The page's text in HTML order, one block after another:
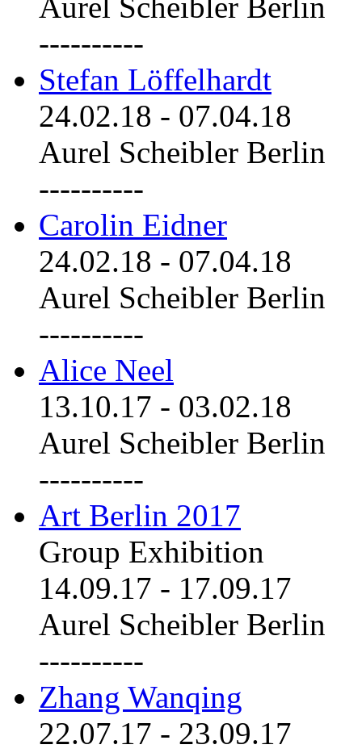
----------
Stefan Löffelhardt
24.02.18 - 07.04.18
Aurel Scheibler Berlin
----------
Carolin Eidner
24.02.18 - 07.04.18
Aurel Scheibler Berlin
----------
Alice Neel
13.10.17 - 03.02.18
Aurel Scheibler Berlin
----------
Art Berlin 2017
Group Exhibition
14.09.17 - 17.09.17
Aurel Scheibler Berlin
----------
Zhang Wanqing
22.07.17 - 23.09.17